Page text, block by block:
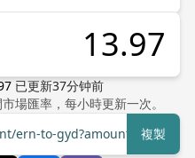
已更新37分钟前
場匯率，每小時更新一次。
ern-to-gyd?amount=1複製